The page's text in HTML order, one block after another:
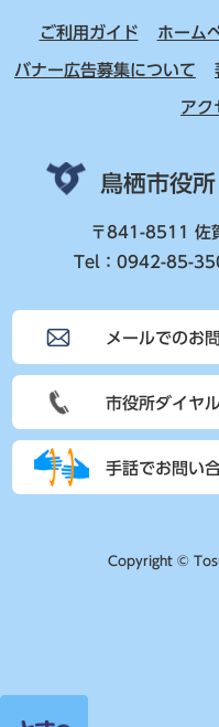
ご利用ガイド ホーム
バナー広告募集について
アク
鳥栖市役所
〒841-8511 佐
Tel：0942-85-
メールでのお
市役所ダイヤ
手話でお問い
Copyright ©